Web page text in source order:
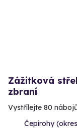
Zážitková
zbraní
Vystřílejte 80
Čepirohy